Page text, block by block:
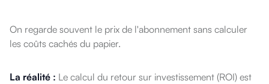
On regarde souvent le prix de l'abonnement sans calculer
les coûts cachés du papier.
La réalité : Le calcul du retour sur investissement (ROI) est